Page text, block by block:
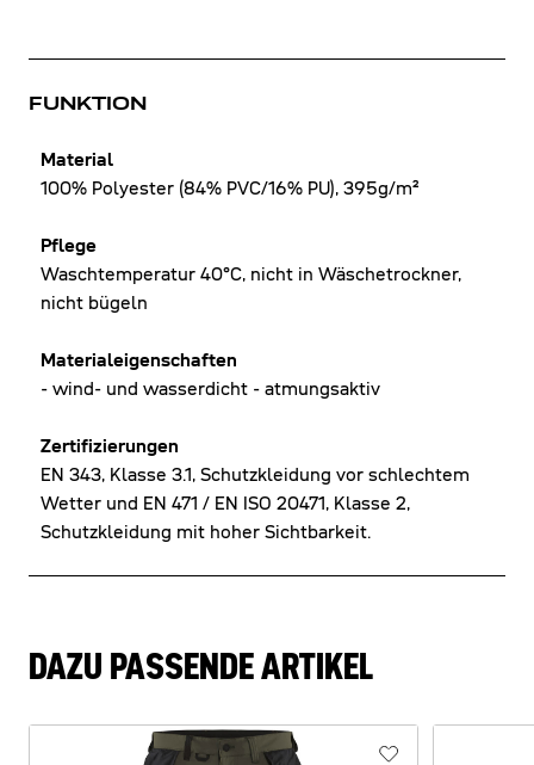
FUNKTION
Material
100% Polyester (84% PVC/16% PU), 395g/m²
Pflege
Waschtemperatur 40°C, nicht in Wäschetrockner,
nicht bügeln
Materialeigenschaften
- wind- und wasserdicht - atmungsaktiv
Zertifizierungen
EN 343, Klasse 3.1, Schutzkleidung vor schlechtem
Wetter und EN 471 / EN ISO 20471, Klasse 2,
Schutzkleidung mit hoher Sichtbarkeit.
DAZU PASSENDE ARTIKEL